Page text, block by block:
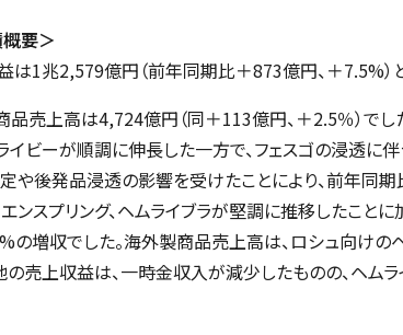
要＞
は1兆2,579億円（前年同期比＋873億円、＋7.5%）
売上高は4,724億円（同＋113億円、＋2.5％）でし
イビーが順調に伸長した一方で、フェスゴの浸透に
や後発品浸透の影響を受けたことにより、前年同期
ンスプリング、ヘムライブラが堅調に推移したこと
の増収でした。海外製商品売上高は、ロシュ向けの
の売上収益は、一時金収入が減少したものの、ヘム